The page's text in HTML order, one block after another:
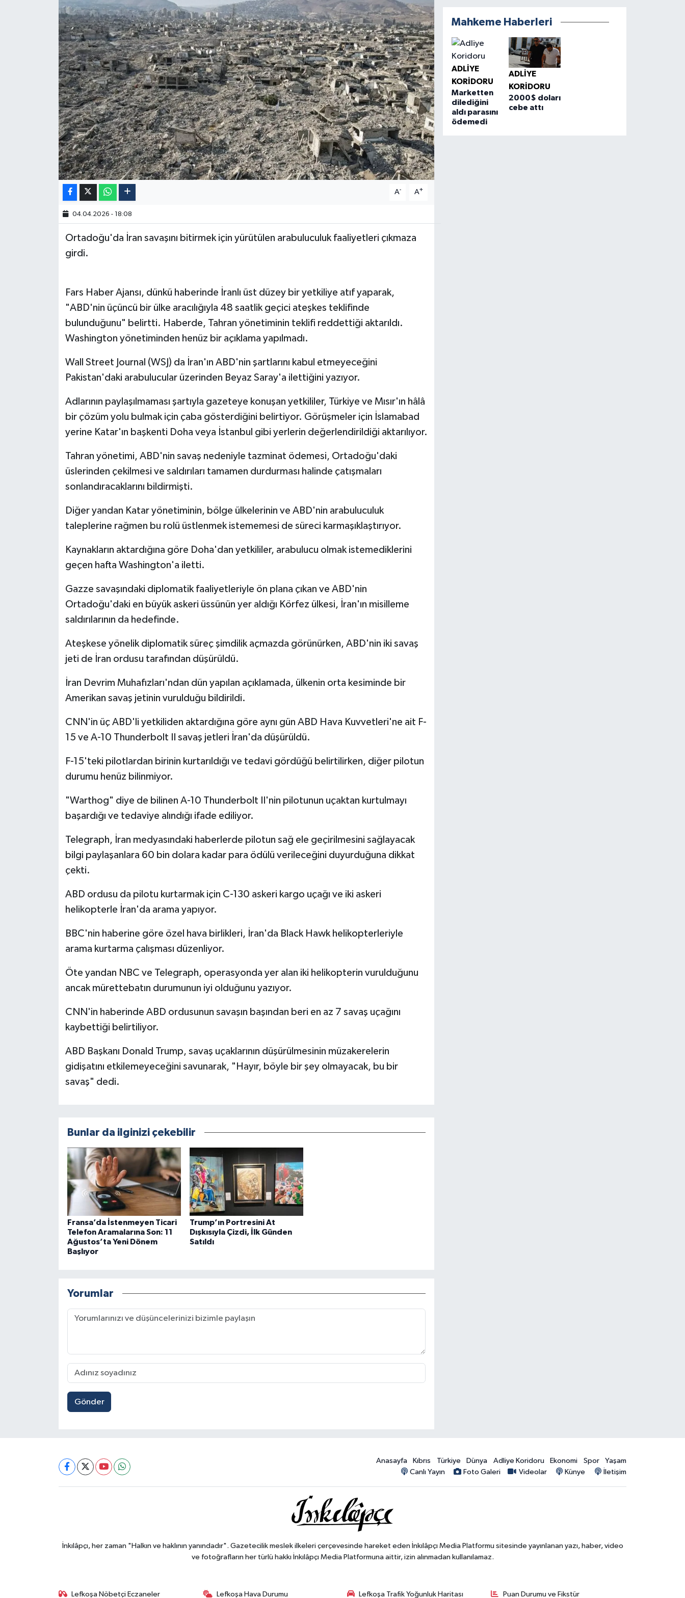
A- A+
04.04.2026 - 18:08
Ortadoğu'da İran savaşını bitirmek için yürütülen arabuluculuk faaliyetleri çıkmaza
girdi.
Fars Haber Ajansı, dünkü haberinde İranlı üst düzey bir yetkiliye atıf yaparak,
"ABD'nin üçüncü bir ülke aracılığıyla 48 saatlik geçici ateşkes teklifinde
bulunduğunu" belirtti. Haberde, Tahran yönetiminin teklifi reddettiği aktarıldı.
Washington yönetiminden henüz bir açıklama yapılmadı.
Wall Street Journal (WSJ) da İran'ın ABD'nin şartlarını kabul etmeyeceğini
Pakistan'daki arabulucular üzerinden Beyaz Saray'a ilettiğini yazıyor.
Adlarının paylaşılmaması şartıyla gazeteye konuşan yetkililer, Türkiye ve Mısır'ın hâlâ
bir çözüm yolu bulmak için çaba gösterdiğini belirtiyor. Görüşmeler için İslamabad
yerine Katar'ın başkenti Doha veya İstanbul gibi yerlerin değerlendirildiği aktarılıyor.
Tahran yönetimi, ABD'nin savaş nedeniyle tazminat ödemesi, Ortadoğu'daki
üslerinden çekilmesi ve saldırıları tamamen durdurması halinde çatışmaları
sonlandıracaklarını bildirmişti.
Diğer yandan Katar yönetiminin, bölge ülkelerinin ve ABD'nin arabuluculuk
taleplerine rağmen bu rolü üstlenmek istememesi de süreci karmaşıklaştırıyor.
Kaynakların aktardığına göre Doha'dan yetkililer, arabulucu olmak istemediklerini
geçen hafta Washington'a iletti.
Gazze savaşındaki diplomatik faaliyetleriyle ön plana çıkan ve ABD'nin
Ortadoğu'daki en büyük askeri üssünün yer aldığı Körfez ülkesi, İran'ın misilleme
saldırılarının da hedefinde.
Ateşkese yönelik diplomatik süreç şimdilik açmazda görünürken, ABD'nin iki savaş
jeti de İran ordusu tarafından düşürüldü.
İran Devrim Muhafızları'ndan dün yapılan açıklamada, ülkenin orta kesiminde bir
Amerikan savaş jetinin vurulduğu bildirildi.
CNN'in üç ABD'li yetkiliden aktardığına göre aynı gün ABD Hava Kuvvetleri'ne ait F-
15 ve A-10 Thunderbolt II savaş jetleri İran'da düşürüldü.
F-15'teki pilotlardan birinin kurtarıldığı ve tedavi gördüğü belirtilirken, diğer pilotun
durumu henüz bilinmiyor.
"Warthog" diye de bilinen A-10 Thunderbolt II'nin pilotunun uçaktan kurtulmayı
başardığı ve tedaviye alındığı ifade ediliyor.
Telegraph, İran medyasındaki haberlerde pilotun sağ ele geçirilmesini sağlayacak
bilgi paylaşanlara 60 bin dolara kadar para ödülü verileceğini duyurduğuna dikkat
çekti.
ABD ordusu da pilotu kurtarmak için C-130 askeri kargo uçağı ve iki askeri
helikopterle İran'da arama yapıyor.
BBC'nin haberine göre özel hava birlikleri, İran'da Black Hawk helikopterleriyle
arama kurtarma çalışması düzenliyor.
Öte yandan NBC ve Telegraph, operasyonda yer alan iki helikopterin vurulduğunu
ancak mürettebatın durumunun iyi olduğunu yazıyor.
CNN'in haberinde ABD ordusunun savaşın başından beri en az 7 savaş uçağını
kaybettiği belirtiliyor.
ABD Başkanı Donald Trump, savaş uçaklarının düşürülmesinin müzakerelerin
gidişatını etkilemeyeceğini savunarak, "Hayır, böyle bir şey olmayacak, bu bir
savaş" dedi.
Bunlar da ilginizi çekebilir
Fransa’da İstenmeyen Ticari
Telefon Aramalarına Son: 11
Ağustos’ta Yeni Dönem
Başlıyor
Trump’ın Portresini At
Dışkısıyla Çizdi, İlk Günden
Satıldı
Yorumlar
Gönder
Mahkeme Haberleri
ADLIYE
KORIDORU
Marketten
dilediğini
aldı parasını
ödemedi
ADLIYE
KORIDORU
2000$ doları
cebe attı
Anasayfa Kıbrıs Türkiye Dünya Adliye Koridoru Ekonomi Spor
Yaşam
Canlı Yayın
Foto Galeri Videolar Künye İletişim
İnkılâpçı, her zaman "Halkın ve haklının yanındadır". Gazetecilik meslek ilkeleri çerçevesinde hareket eden İnkılâpçı Media Platformu sitesinde yayınlanan yazı, haber, video
ve fotoğrafların her türlü hakkı İnkılâpçı Media Platformuna aittir, izin alınmadan kullanılamaz.
Lefkoşa Nöbetçi Eczaneler Lefkoşa Hava Durumu Lefkoşa Trafik Yoğunluk Haritası Puan Durumu ve Fikstür